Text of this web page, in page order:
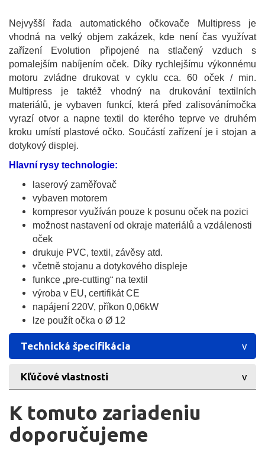
Nejvyšší řada automatického očkovače Multipress je
vhodná na velký objem zakázek, kde není čas využívat
zařízení Evolution připojené na stlačený vzduch s
pomalejším nabíjením oček. Díky rychlejšímu výkonnému
motoru zvládne drukovat v cyklu cca. 60 oček / min.
Multipress je taktéž vhodný na drukování textilních
materiálů, je vybaven funkcí, která před zalisovánímočka
vyrazí otvor a napne textil do kterého teprve ve druhém
kroku umístí plastové očko. Součástí zařízení je i stojan a
dotykový displej.
Hlavní rysy technologie:
laserový zaměřovač
vybaven motorem
kompresor využíván pouze k posunu oček na pozici
možnost nastavení od okraje materiálů a vzdálenosti
oček
drukuje PVC, textil, závěsy atd.
včetně stojanu a dotykového displeje
funkce „pre-cutting“ na textil
výroba v EU, certifikát CE
napájení 220V, příkon 0,06kW
lze použít očka o Ø 12
Technická špecifikácia
Kľúčové vlastnosti
K tomuto zariadeniu
doporučujeme